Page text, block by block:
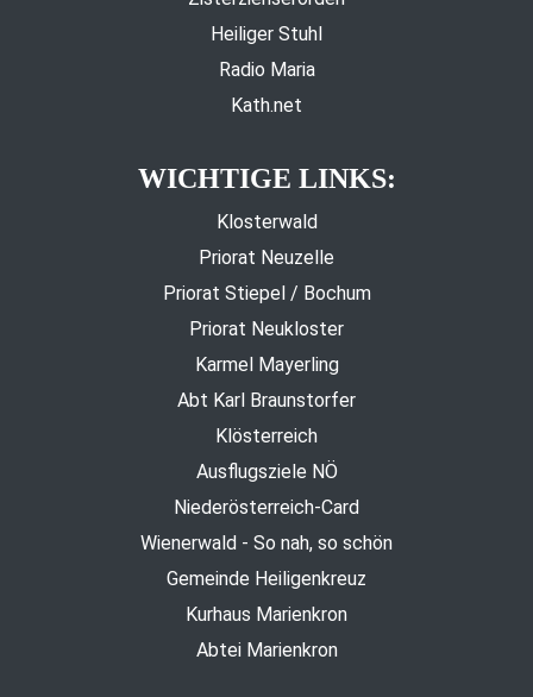
Heiliger Stuhl
Radio Maria
Kath.net
WICHTIGE LINKS:
Klosterwald
Priorat Neuzelle
Priorat Stiepel / Bochum
Priorat Neukloster
Karmel Mayerling
Abt Karl Braunstorfer
Klösterreich
Ausflugsziele NÖ
Niederösterreich-Card
Wienerwald - So nah, so schön
Gemeinde Heiligenkreuz
Kurhaus Marienkron
Abtei Marienkron